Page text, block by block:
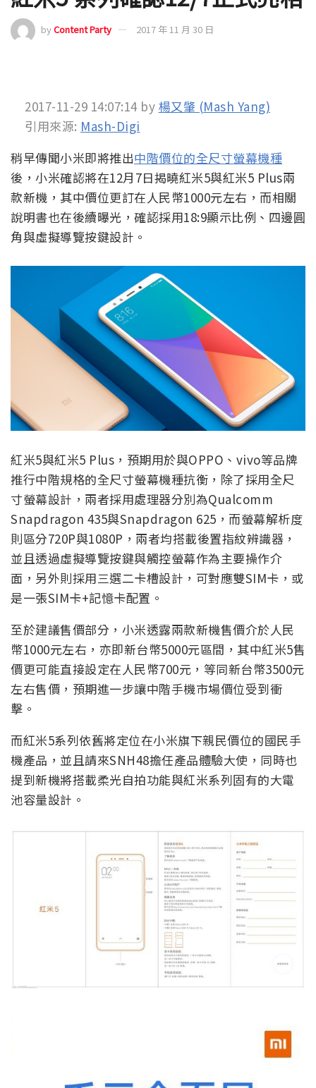
byContent Party 2017 年 11 月 30 日
2017-11-29 14:07:14by 楊又肇 (Mash Yang)
引用來源: Mash-Digi
稍早傳聞小米即將推出中階價位的全尺寸螢幕機種
後，小米確認將在12月7日揭曉紅米5與紅米5 Plus兩
款新機，其中價位更訂在人民幣1000元左右，而相關
說明書也在後續曝光，確認採用18:9顯示比例、四邊圓
角與虛擬導覽按鍵設計。
紅米5與紅米5 Plus，預期用於與OPPO、vivo等品牌
推行中階規格的全尺寸螢幕機種抗衡，除了採用全尺
寸螢幕設計，兩者採用處理器分別為Qualcomm
Snapdragon 435與Snapdragon 625，而螢幕解析度
則區分720P與1080P，兩者均搭載後置指紋辨識器，
並且透過虛擬導覽按鍵與觸控螢幕作為主要操作介
面，另外則採用三選二卡槽設計，可對應雙SIM卡，或
是一張SIM卡+記憶卡配置。
至於建議售價部分，小米透露兩款新機售價介於人民
幣1000元左右，亦即新台幣5000元區間，其中紅米5售
價更可能直接設定在人民幣700元，等同新台幣3500元
左右售價，預期進一步讓中階手機市場價位受到衝
擊。
而紅米5系列依舊將定位在小米旗下親民價位的國民手
機產品，並且請來SNH48擔任產品體驗大使，同時也
提到新機將搭載柔光自拍功能與紅米系列固有的大電
池容量設計。